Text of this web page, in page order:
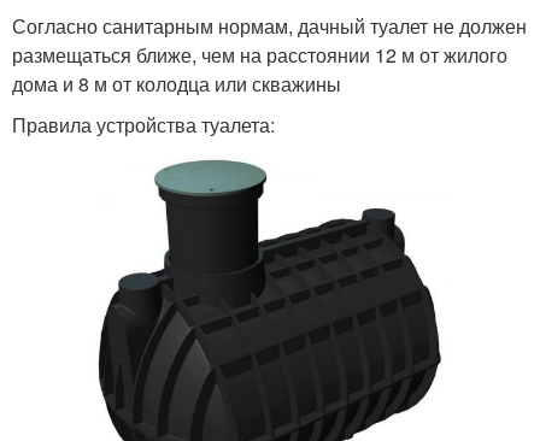
Согласно санитарным нормам, дачный туалет не должен
размещаться ближе, чем на расстоянии 12 м от жилого
дома и 8 м от колодца или скважины
Правила устройства туалета: